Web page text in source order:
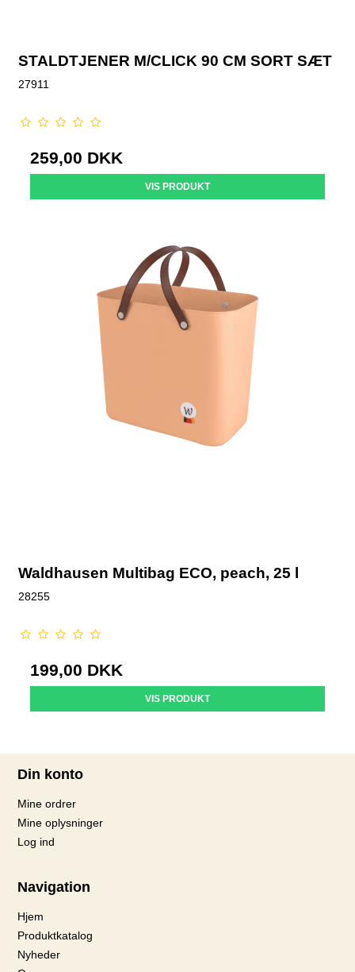
STALDTJENER M/CLICK 90 CM SORT SÆT
27911
259,00 DKK
VIS PRODUKT
Waldhausen Multibag ECO, peach, 25 l
28255
199,00 DKK
VIS PRODUKT
Din konto
Mine ordrer
Mine oplysninger
Log ind
Navigation
Hjem
Produktkatalog
Nyheder